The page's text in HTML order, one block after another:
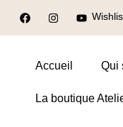
Accueil Qui
La boutique